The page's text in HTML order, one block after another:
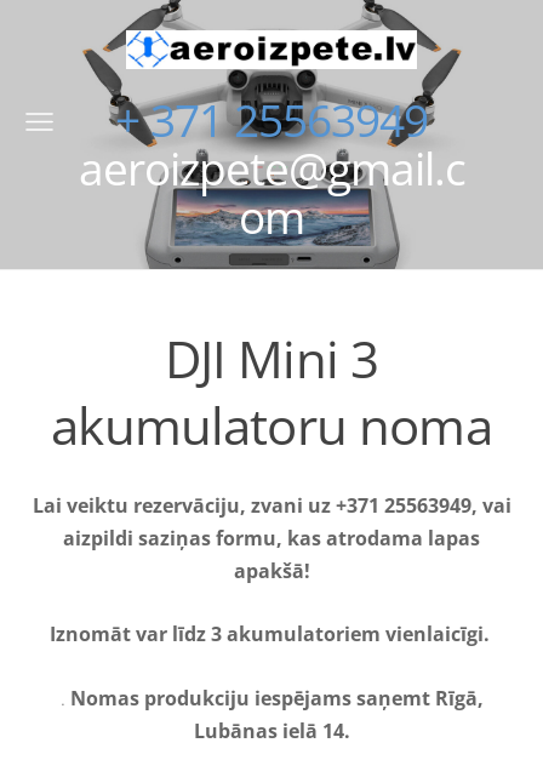
+ 371 25563949
aeroizpete@gmail.c
om
DJI Mini 3
akumulatoru noma
Lai veiktu rezervāciju, zvani uz +371 25563949, vai
aizpildi saziņas formu, kas atrodama lapas
apakšā!
Iznomāt var līdz 3 akumulatoriem vienlaicīgi.
. Nomas produkciju iespējams saņemt Rīgā,
Lubānas ielā 14.